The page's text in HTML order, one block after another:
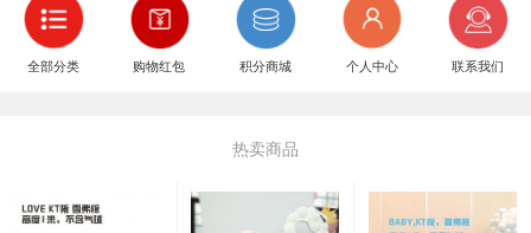
全部分类 购物红包 积分商城 个人中心 联系我们
热卖商品